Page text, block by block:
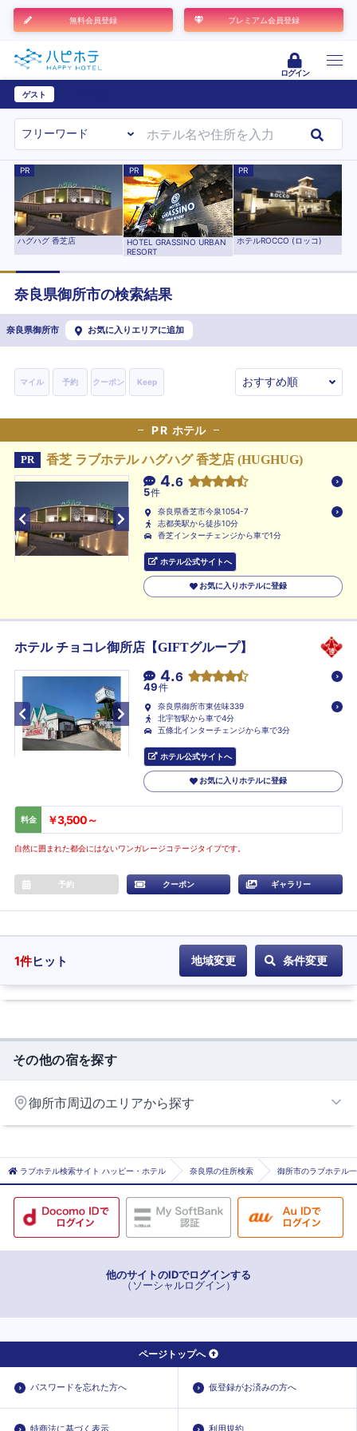
無料会員登録 プレミアム会員登録
ログイン
ゲスト
PR
ハグハグ 香芝店
PR
HOTEL GRASSINO URBAN
RESORT
PR
ホテルROCCO (ロッコ)
奈良県御所市の検索結果
奈良県御所市 お気に入りエリアに追加
マイル 予約 クーポン Keep
PR ホテル
PR 香芝 ラブホテル ハグハグ 香芝店 (HUGHUG)
4.6
5件
奈良県香芝市今泉1054-7
志都美駅から徒歩10分
香芝インターチェンジから車で1分
ホテル公式サイトへ
お気に入りホテルに登録
ホテル チョコレ御所店【GIFTグループ】
4.6
49件
奈良県御所市東佐味339
北宇智駅から車で4分
五條北インターチェンジから車で3分
ホテル公式サイトへ
お気に入りホテルに登録
料金 ￥3,500～
自然に囲まれた都会にはないワンガレージコテージタイプです。
予約 クーポン ギャラリー
1件ヒット 地域変更 条件変更
その他の宿を探す
御所市周辺のエリアから探す
五條・御所エリア
ラブホテル検索サイト ハッピー・ホテル 奈良県の住所検索 御所市のラブホテル
他のサイトのIDでログインする
（ソーシャルログイン）
ページトップへ
パスワードを忘れた方へ 仮登録がお済みの方へ